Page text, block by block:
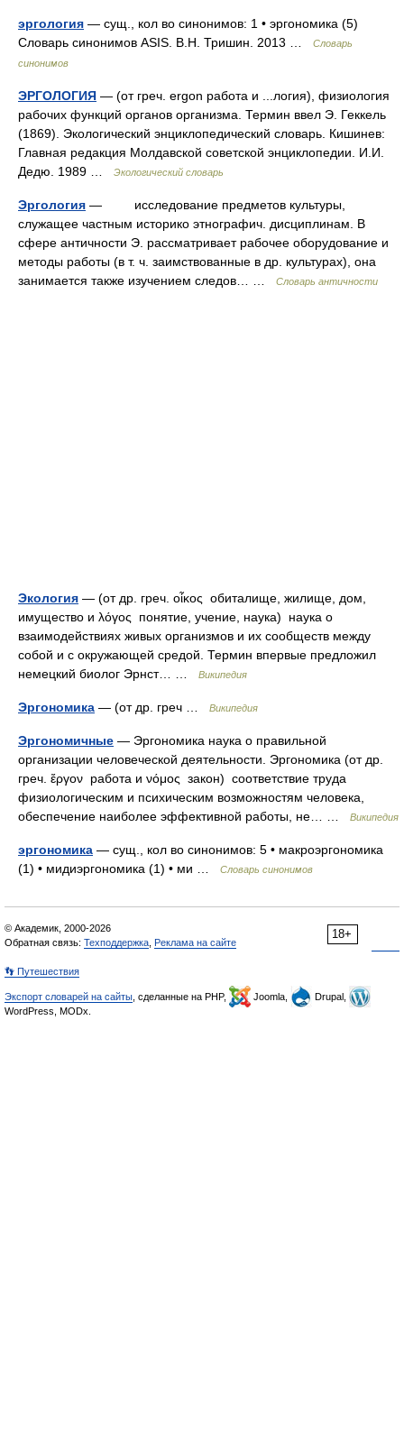
эргология — сущ., кол во синонимов: 1 • эргономика (5)
Словарь синонимов ASIS. В.Н. Тришин. 2013 …
Словарь
синонимов
ЭРГОЛОГИЯ — (от греч. ergon работа и ...логия), физиология
рабочих функций органов организма. Термин ввел Э. Геккель
(1869). Экологический энциклопедический словарь. Кишинев:
Главная редакция Молдавской советской энциклопедии. И.И.
Дедю. 1989 …
Экологический словарь
Эргология — исследование предметов культуры,
служащее частным историко этнографич. дисциплинам. В
сфере античности Э. рассматривает рабочее оборудование и
методы работы (в т. ч. заимствованные в др. культурах), она
занимается также изучением следов… …
Словарь античности
Экология — (от др. греч. οἶκος обиталище, жилище, дом,
имущество и λόγος понятие, учение, наука) наука о
взаимодействиях живых организмов и их сообществ между
собой и с окружающей средой. Термин впервые предложил
немецкий биолог Эрнст… …
Википедия
Эргономика — (от др. греч … Википедия
Эргономичные — Эргономика наука о правильной
организации человеческой деятельности. Эргономика (от др.
греч. ἔργον работа и νόμος закон) соответствие труда
физиологическим и психическим возможностям человека,
обеспечение наиболее эффективной работы, не… …
Википедия
эргономика — сущ., кол во синонимов: 5 • макроэргономика
(1) • мидиэргономика (1) • ми …
Словарь синонимов
18+
© Академик, 2000-2026
Обратная связь: Техподдержка Реклама на сайте
👣 Путешествия
Экспорт словарей на сайты , сделанные на PHP, Joomla,
Drupal,
WordPress, MODx.